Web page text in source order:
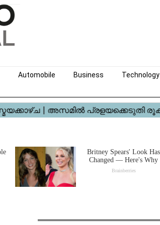
Automobile Business
Technology